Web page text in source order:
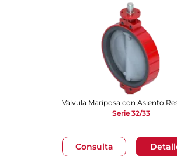
Consulta
Válvula Mariposa con Asiento
Serie 32/33